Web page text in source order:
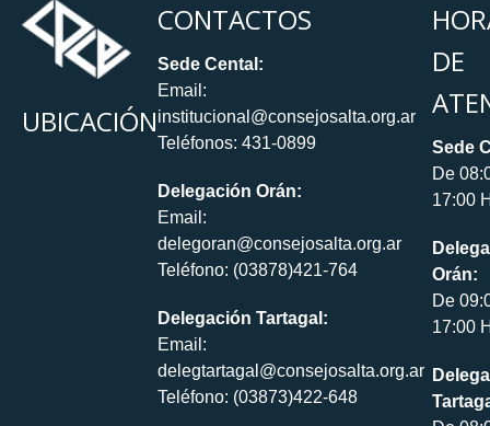
UBICACIÓN
CONTACTOS
Sede Cental:
Email:
institucional@consejosalta.org.ar
Teléfonos: 431-0899
Delegación Orán:
Email:
delegoran@consejosalta.org.ar
Teléfono: (03878)421-764
Delegación Tartagal:
Email:
delegtartagal@consejosalta.org.ar
Teléfono: (03873)422-648
DE
Sede
De
17:00
Orán:
De
17:00